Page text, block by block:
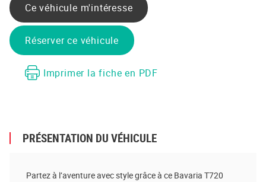
Ce véhicule m'intéresse
Réserver ce véhicule
Imprimer la fiche en PDF
PRÉSENTATION DU VÉHICULE
Partez à l’aventure avec style grâce à ce Bavaria T720